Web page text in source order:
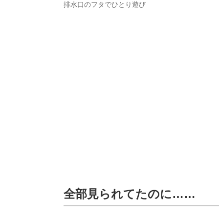
排水口のフタでひとり遊び
全部見られてたのに……